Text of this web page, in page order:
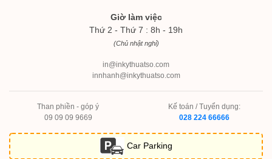
Giờ làm việc
Thứ 2 - Thứ 7 : 8h - 19h
(Chủ nhật nghỉ)
in@inkythuatso.com
innhanh@inkythuatso.com
Than phiền - góp ý
09 09 09 9669
Kế toán / Tuyển dụng:
028 224 66666
Car Parking